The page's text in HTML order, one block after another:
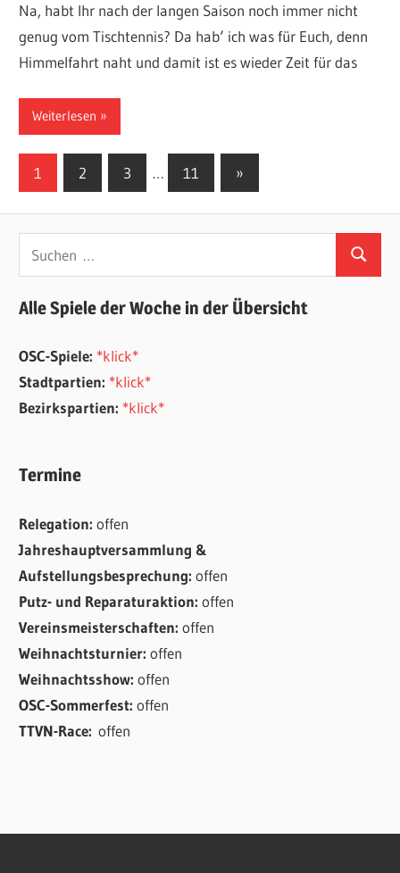
Na, habt Ihr nach der langen Saison noch immer nicht
genug vom Tischtennis? Da hab‘ ich was für Euch, denn
Himmelfahrt naht und damit ist es wieder Zeit für das
Weiterlesen
Seitennummerierung
Beiträge
1 2 3 … 11
Nächste
Beiträge
»
Suchen
Alle Spiele der Woche in der Übersicht
OSC-Spiele: *klick*
Stadtpartien: *klick*
Bezirkspartien: *klick*
Termine
Relegation:offen
Jahreshauptversammlung &
Aufstellungsbesprechung:offen
Putz- und Reparaturaktion:offen
Vereinsmeisterschaften:offen
Weihnachtsturnier:offen
Weihnachtsshow:offen
OSC-Sommerfest:offen
TTVN-Race:offen